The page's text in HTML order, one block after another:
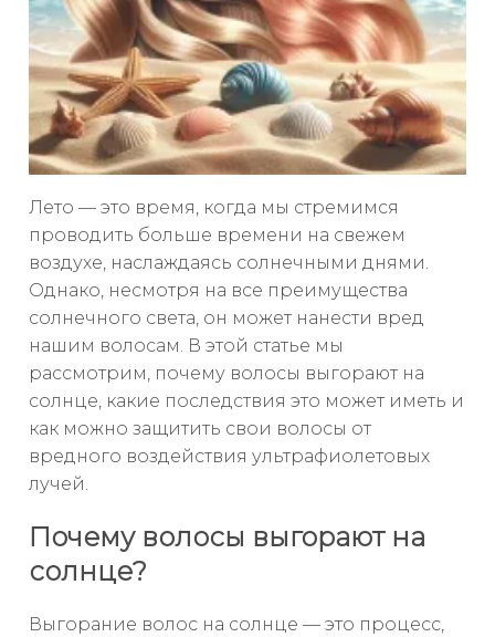
Лето — это время, когда мы стремимся
проводить больше времени на свежем
воздухе, наслаждаясь солнечными днями.
Однако, несмотря на все преимущества
солнечного света, он может нанести вред
нашим волосам. В этой статье мы
рассмотрим, почему волосы выгорают на
солнце, какие последствия это может иметь и
как можно защитить свои волосы от
вредного воздействия ультрафиолетовых
лучей.
Почему волосы выгорают на
солнце?
Выгорание волос на солнце — это процесс,